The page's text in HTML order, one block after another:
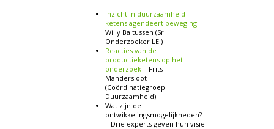
Inzicht in duurzaamheid
ketens agendeert beweging! –
Willy Baltussen (Sr.
Onderzoeker LEI)
Reacties van de
productieketens op het
onderzoek– Frits
Mandersloot
(Coördinatiegroep
Duurzaamheid)
Wat zijn de
ontwikkelingsmogelijkheden?
– Drie experts geven hun visie